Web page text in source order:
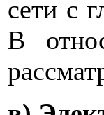
сети с
В